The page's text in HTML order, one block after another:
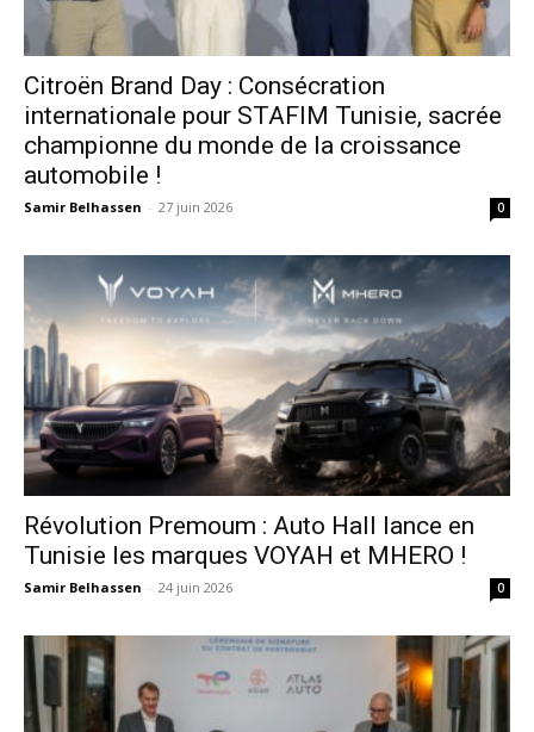
Citroën Brand Day : Consécration
internationale pour STAFIM Tunisie, sacrée
championne du monde de la croissance
automobile !
Samir Belhassen - 27 juin 2026 0
Révolution Premoum : Auto Hall lance en
Tunisie les marques VOYAH et MHERO !
Samir Belhassen - 24 juin 2026 0